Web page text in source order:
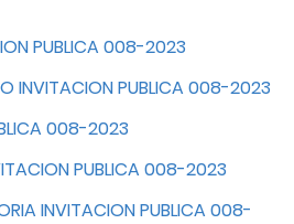
PUBLICA 008-2023
INVITACION PUBLICA 008-2023
008-2023
PUBLICA 008-2023
INVITACION PUBLICA 008-